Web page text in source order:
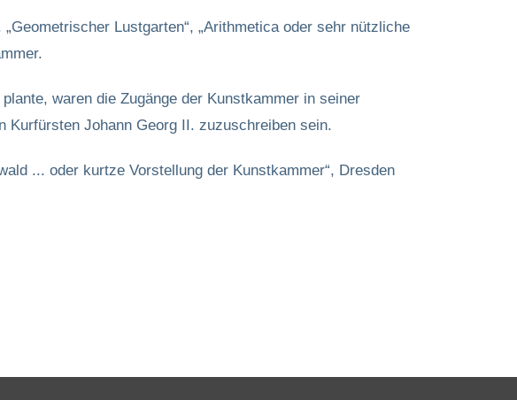
Lustgarten“, „Arithmetica oder sehr nützliche
waren die Zugänge der Kunstkammer in seiner
Johann Georg II. zuzuschreiben sein.
... oder kurtze Vorstellung der Kunstkammer“, Dresden